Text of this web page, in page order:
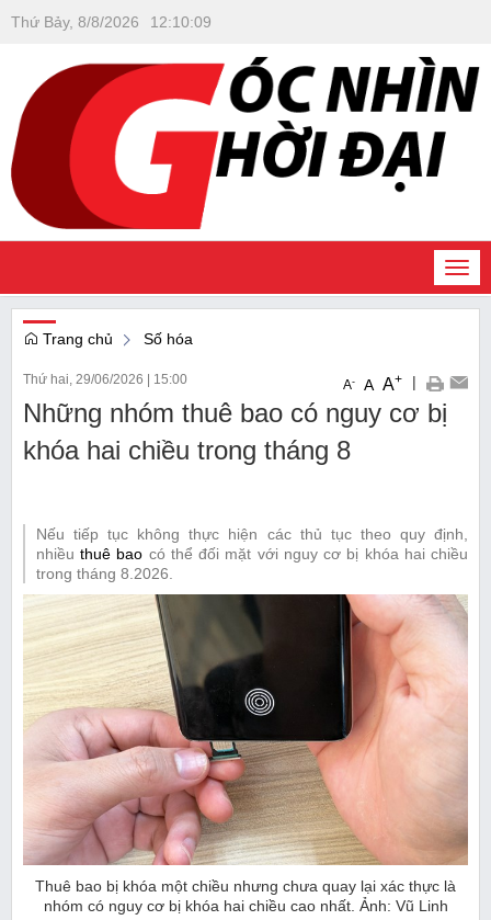
Thứ Bảy, 8/8/2026 12:10:10
Trang chủ Số hóa
Thứ hai, 29/06/2026 15:00 A- A A+ |
Những nhóm thuê bao có nguy cơ bị
khóa hai chiều trong tháng 8
Nếu tiếp tục không thực hiện các thủ tục theo quy định,
nhiềuthuê bao có thể đối mặt với nguy cơ bị khóa hai chiều
trong tháng 8.2026.
Thuê bao bị khóa một chiều nhưng chưa quay lại xác thực là
nhóm có nguy cơ bị khóa hai chiều cao nhất. Ảnh: Vũ Linh